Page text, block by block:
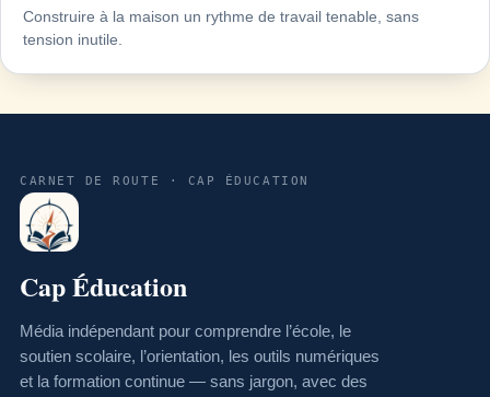
Construire à la maison un rythme de travail tenable, sans
tension inutile.
CARNET DE ROUTE · CAP ÉDUCATION
Cap Éducation
Média indépendant pour comprendre l’école, le
soutien scolaire, l’orientation, les outils numériques
et la formation continue — sans jargon, avec des